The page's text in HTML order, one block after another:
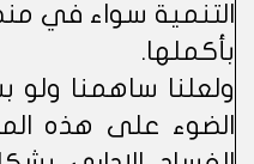
التنمية سواء في
بأكملها.
ولعلنا ساهمنا
الضوء على هذه